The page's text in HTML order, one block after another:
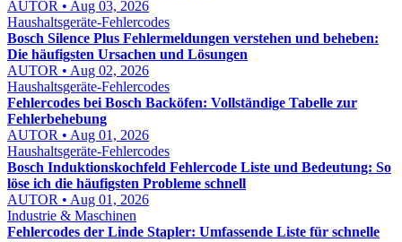
AUTOR • Aug 03, 2026
Haushaltsgeräte-Fehlercodes
Bosch Silence Plus Fehlermeldungen verstehen und beheben:
Die häufigsten Ursachen und Lösungen
AUTOR • Aug 02, 2026
Haushaltsgeräte-Fehlercodes
Fehlercodes bei Bosch Backöfen: Vollständige Tabelle zur
Fehlerbehebung
AUTOR • Aug 01, 2026
Haushaltsgeräte-Fehlercodes
Bosch Induktionskochfeld Fehlercode Liste und Bedeutung: So
löse ich die häufigsten Probleme schnell
AUTOR • Aug 01, 2026
Industrie & Maschinen
Fehlercodes der Linde Stapler: Umfassende Liste für schnelle